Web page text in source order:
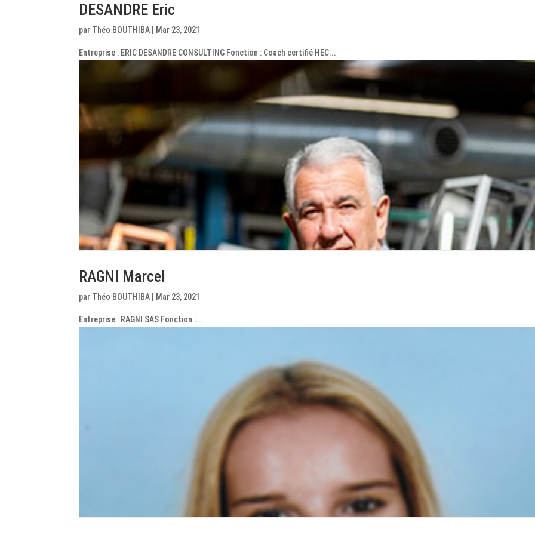
DESANDRE Eric
par Théo BOUTHIBA Mar 23, 2021
Entreprise : ERIC DESANDRE CONSULTING Fonction : Coach certifié HEC...
RAGNI Marcel
par Théo BOUTHIBA Mar 23, 2021
Entreprise : RAGNI SAS Fonction :...